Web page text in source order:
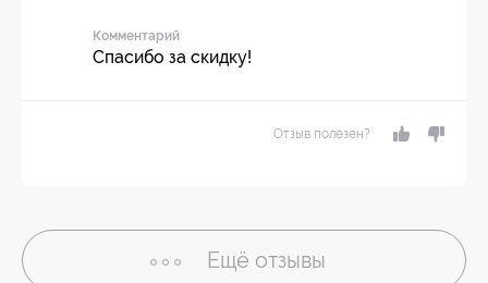
Комментарий
Спасибо за скидку!
Отзыв полезен?
Ещё отзывы